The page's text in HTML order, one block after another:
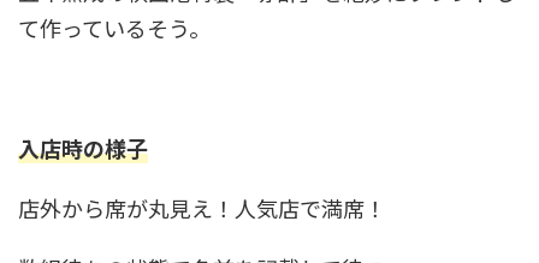
て作っているそう。
入店時の様子
店外から席が丸見え！人気店で満席！